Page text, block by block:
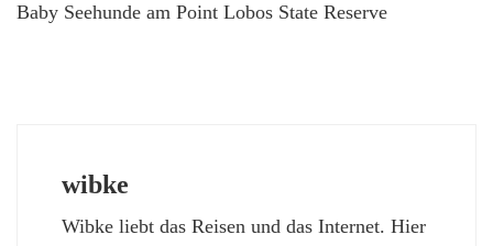
Baby Seehunde am Point Lobos State Reserve
wibke
Wibke liebt das Reisen und das Internet. Hier